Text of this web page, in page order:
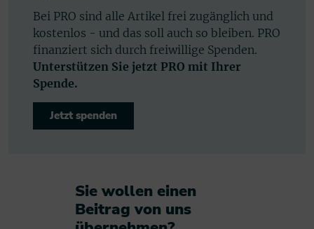
Bei PRO sind alle Artikel frei zugänglich und
kostenlos - und das soll auch so bleiben. PRO
finanziert sich durch freiwillige Spenden.
Unterstützen Sie jetzt PRO mit Ihrer
Spende.
Jetzt spenden
Sie wollen einen
Beitrag von uns